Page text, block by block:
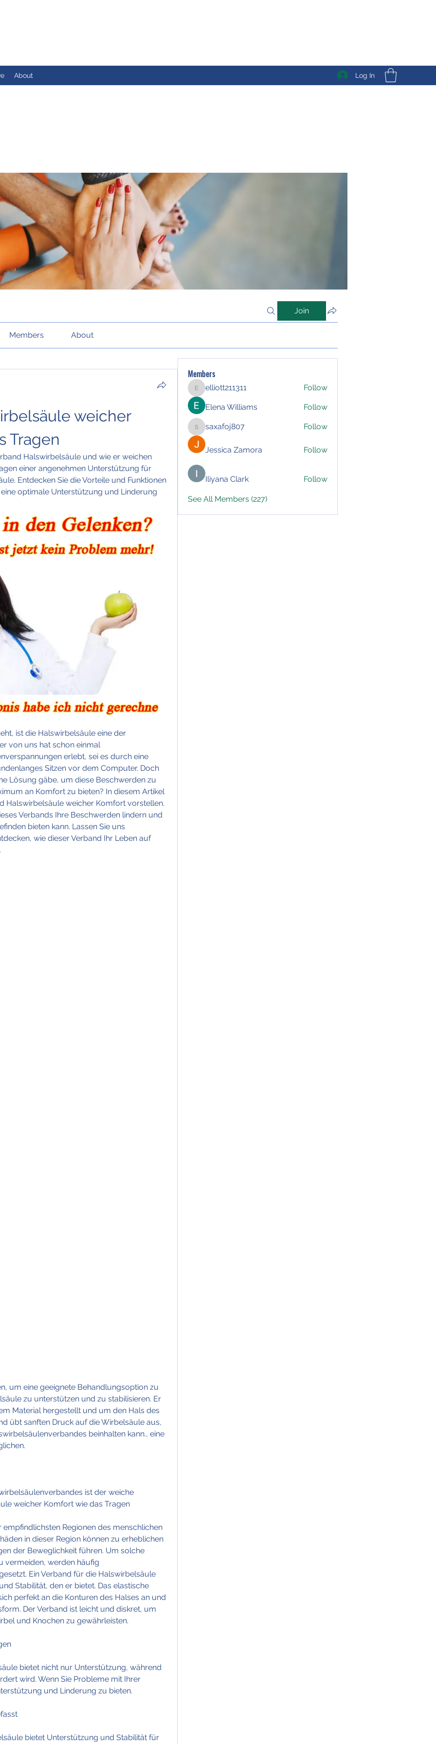
About Log In
Join
Members About
weicher
Tragen
Halswirbelsäule und wie er weichen
einer angenehmen Unterstützung für
Entdecken Sie die Vorteile und Funktionen
optimale Unterstützung und Linderung
ist die Halswirbelsäule eine der
von uns hat schon einmal
erlebt, sei es durch eine
Sitzen vor dem Computer. Doch
Lösung gäbe, um diese Beschwerden zu
an Komfort zu bieten? In diesem Artikel
Halswirbelsäule weicher Komfort vorstellen.
Verbands Ihre Beschwerden lindern und
bieten kann. Lassen Sie uns
wie dieser Verband Ihr Leben auf
zu unterstützen und zu stabilisieren. Er
Material hergestellt und um den Hals des
übt sanften Druck auf die Wirbelsäule aus,
beinhalten kann., eine
ist der weiche
weicher Komfort wie das Tragen
empfindlichsten Regionen des menschlichen
in dieser Region können zu erheblichen
der Beweglichkeit führen. Um solche
vermeiden, werden häufig
Ein Verband für die Halswirbelsäule
Stabilität, den er bietet. Das elastische
perfekt an die Konturen des Halses an und
Der Verband ist leicht und diskret, um
und Knochen zu gewährleisten.
bietet nicht nur Unterstützung, während
wird. Wenn Sie Probleme mit Ihrer
und Linderung zu bieten.
bietet Unterstützung und Stabilität für
Members
elliott211311
elliott211311 Follow
Elena Williams Follow
saxafoj807
saxafoj807 Follow
Jessica Zamora Follow
Iliyana Clark Follow
See All Members (227)